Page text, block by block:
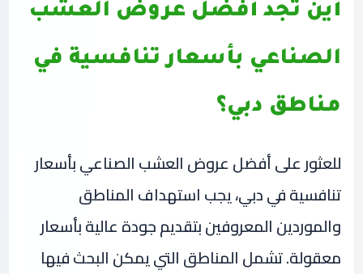
أين تجد أفضل عروض العشب
الصناعي بأسعار تنافسية في
مناطق دبي؟
للعثور على أفضل عروض العشب الصناعي بأسعار
تنافسية في دبي، يجب استهداف المناطق
والموردين المعروفين بتقديم جودة عالية بأسعار
معقولة. تشمل المناطق التي يمكن البحث فيها